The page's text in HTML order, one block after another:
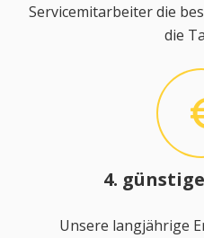
Servicemitarbeiter die
die
4.
Unsere langjährige